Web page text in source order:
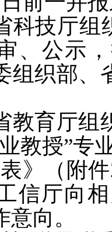
技厅组织
、公示
组织部、
育厅组
教授”专
》（附
信厅向
向。